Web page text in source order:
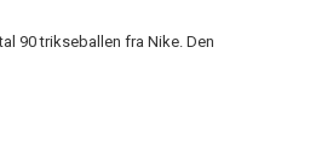
90 trikseballen fra Nike. Den